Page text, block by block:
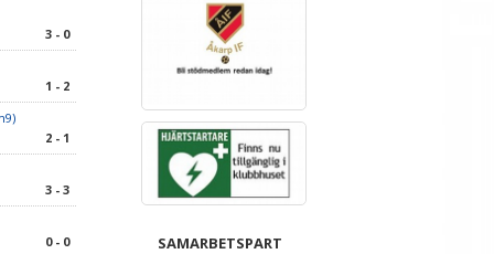
3 - 0
1 - 2
2 - 1
3 - 3
0 - 0
SAMARBETSPART